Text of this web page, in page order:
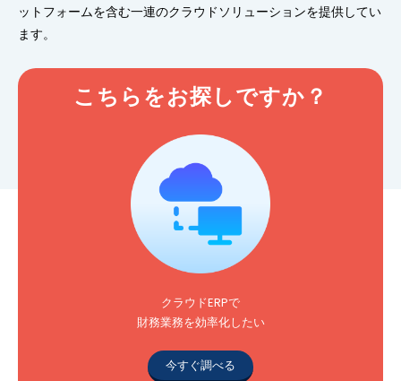
ットフォームを含む一連のクラウドソリューションを提供してい
ます。
こちらをお探しですか？
クラウドERPで
財務業務を効率化したい
今すぐ調べる